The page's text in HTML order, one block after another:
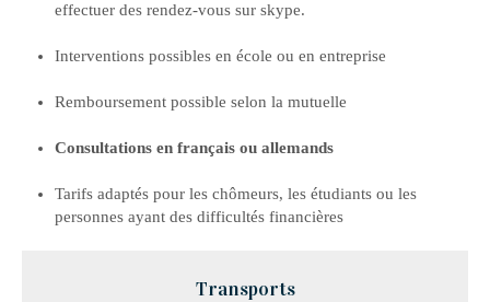
effectuer des rendez-vous sur skype.
Interventions possibles en école ou en entreprise
Remboursement possible selon la mutuelle
Consultations en français ou allemands
Tarifs adaptés pour les chômeurs, les étudiants ou les
personnes ayant des difficultés financières
Transports